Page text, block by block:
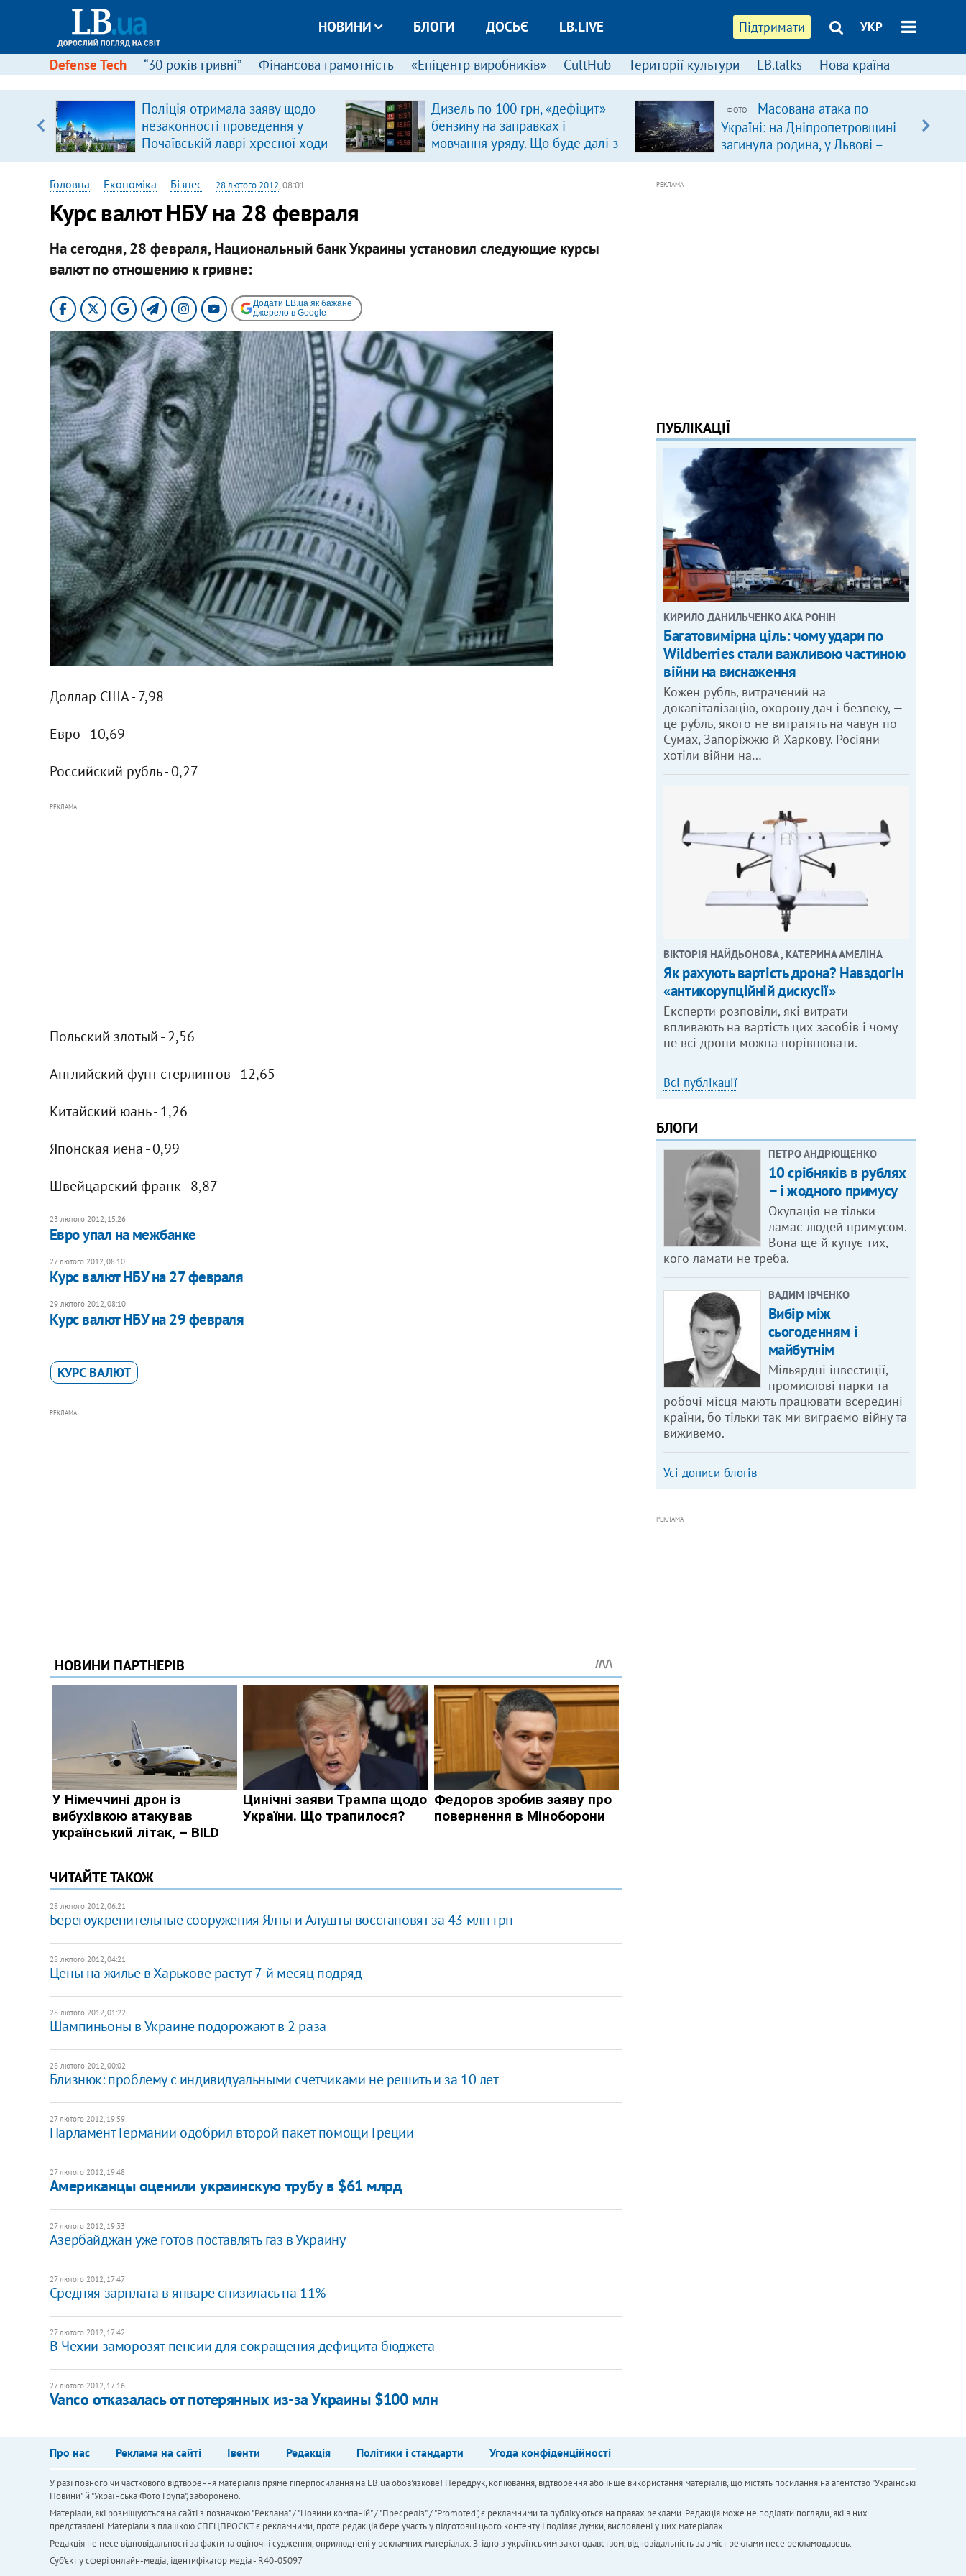
Підтримати УКР
НОВИНИ БЛОГИ ДОСЬЄ LB.LIVE
Defense Tech “30 років гривні” Фінансова грамотність «Епіцентр виробників» CultHub Території культури LB.talks Нова країна
Поліція отримала заяву щодо
незаконності проведення у
Почаївській лаврі хресної ходи
Дизель по 100 грн, «дефіцит»
бензину на заправках і
мовчання уряду. Що буде далі з
цінами на пальне?
ФОТО
Масована атака по
Україні: на Дніпропетровщині
загинула родина, у Львові –
удар по багатоповерхівках
Головна — Економіка — Бізнес— 28 лютого 2012, 08:01
​Курс валют НБУ на 28 февраля
На сегодня, 28 февраля, Национальный банк Украины установил следующие курсы
валют по отношению к гривне:
Додати LB.ua як бажане
джерело в Google
Доллар США - 7,98
Евро - 10,69
Российский рубль - 0,27
РЕКЛАМА
Польский злотый - 2,56
Английский фунт стерлингов - 12,65
Китайский юань - 1,26
Японская иена - 0,99
Швейцарский франк - 8,87
23 лютого 2012, 15:26
Евро упал на межбанке
27 лютого 2012, 08:10
​Курс валют НБУ на 27 февраля
29 лютого 2012, 08:10
​Курс валют НБУ на 29 февраля
КУРС ВАЛЮТ
РЕКЛАМА
ЧИТАЙТЕ ТАКОЖ
28 лютого 2012, 06:21
Берегоукрепительные сооружения Ялты и Алушты восстановят за 43 млн грн
28 лютого 2012, 04:21
Цены на жилье в Харькове растут 7-й месяц подряд
28 лютого 2012, 01:22
Шампиньоны в Украине подорожают в 2 раза
28 лютого 2012, 00:02
Близнюк: проблему с индивидуальными счетчиками не решить и за 10 лет
27 лютого 2012, 19:59
Парламент Германии одобрил второй пакет помощи Греции
27 лютого 2012, 19:48
​Американцы оценили украинскую трубу в $61 млрд
27 лютого 2012, 19:33
​Азербайджан уже готов поставлять газ в Украину
27 лютого 2012, 17:47
Средняя зарплата в январе снизилась на 11%
27 лютого 2012, 17:42
В Чехии заморозят пенсии для сокращения дефицита бюджета
27 лютого 2012, 17:16
Vanco отказалась от потерянных из-за Украины $100 млн
РЕКЛАМА
ПУБЛІКАЦІЇ
КИРИЛО ДАНИЛЬЧЕНКО АКА РОНІН
Багатовимірна ціль: чому удари по
Wildberries стали важливою частиною
війни на виснаження
Кожен рубль, витрачений на
докапіталізацію, охорону дач і безпеку, —
це рубль, якого не витратять на чавун по
Сумах, Запоріжжю й Харкову. Росіяни
хотіли війни на…
ВІКТОРІЯ НАЙДЬОНОВА , КАТЕРИНА АМЕЛІНА
Як рахують вартість дрона? Навздогін
«антикорупційній дискусії»
Експерти розповіли, які витрати
впливають на вартість цих засобів і чому
не всі дрони можна порівнювати.
Всі публікації
БЛОГИ
ПЕТРО АНДРЮЩЕНКО
10 срібняків в рублях
– і жодного примусу
Окупація не тільки
ламає людей примусом.
Вона ще й купує тих,
кого ламати не треба.
ВАДИМ ІВЧЕНКО
Вибір між
сьогоденням і
майбутнім
Мільярдні інвестиції,
промислові парки та
робочі місця мають працювати всередині
країни, бо тільки так ми виграємо війну та
виживемо.
Усі дописи блогів
РЕКЛАМА
Про нас Реклама на сайті Івенти Редакція Політики і стандарти Угода конфіденційності
У разі повного чи часткового відтворення матеріалів пряме гіперпосилання на LB.ua обов'язкове! Передрук, копіювання, відтворення або інше використання матеріалів, що містять посилання на агентство "Українськi
Новини" й "Українська Фото Група", заборонено.
Матеріали, які розміщуються на сайті з позначкою "Реклама" / "Новини компаній" / "Пресреліз" / "Promoted", є рекламними та публікуються на правах реклами. Редакція може не поділяти погляди, які в них
представлені. Матеріали з плашкою СПЕЦПРОЄКТ є рекламними, проте редакція бере участь у підготовці цього контенту і поділяє думки, висловлені у цих матеріалах.
Редакція не несе відповідальності за факти та оціночні судження, оприлюднені у рекламних матеріалах. Згідно з українським законодавством, відповідальність за зміст реклами несе рекламодавець.
Cуб'єкт у сфері онлайн-медіа; ідентифікатор медіа - R40-05097